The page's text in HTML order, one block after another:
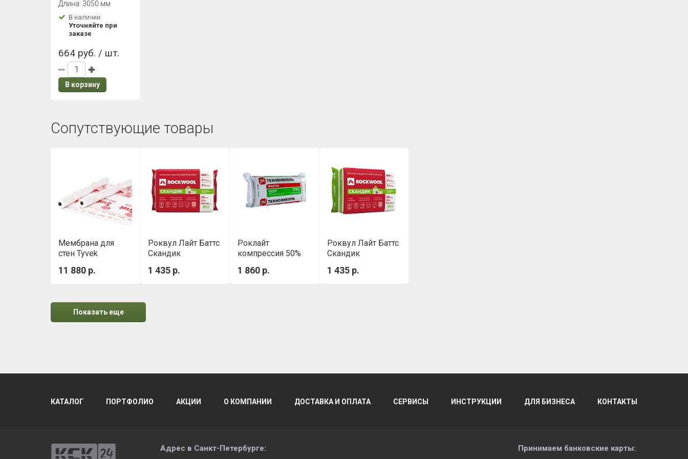
Line Белый
Длина: 3050 мм
В наличии:
Уточняйте при
заказе
664 руб. / шт.
В корзину
Сопутствующие товары
Мембрана для
стен Tyvek
м
11 880 р.
Роквул Лайт Баттс
Скандик
0,288м3/уп
1 435 р.
Роклайт
компрессия 50%
0.432 м3/уп)
1 860 р.
Роквул Лайт Баттс
Скандик
0,288м3/уп
1 435 р.
Показать еще
КАТАЛОГ ПОРТФОЛИО АКЦИИ О КОМПАНИИ ДОСТАВКА И ОПЛАТА СЕРВИСЫ ИНСТРУКЦИИ ДЛЯ БИЗНЕСА КОНТАКТЫ
Адрес в Санкт-Петербурге: Принимаем банковские карты: